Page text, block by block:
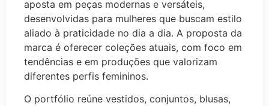
aposta em peças modernas e versáteis,
desenvolvidas para mulheres que buscam estilo
aliado à praticidade no dia a dia. A proposta da
marca é oferecer coleções atuais, com foco em
tendências e em produções que valorizam
diferentes perfis femininos.
O portfólio reúne vestidos, conjuntos, blusas,